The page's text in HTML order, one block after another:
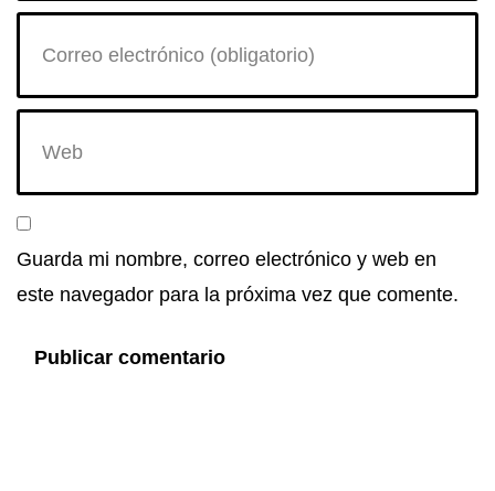
Guarda mi nombre, correo electrónico y web en
este navegador para la próxima vez que comente.